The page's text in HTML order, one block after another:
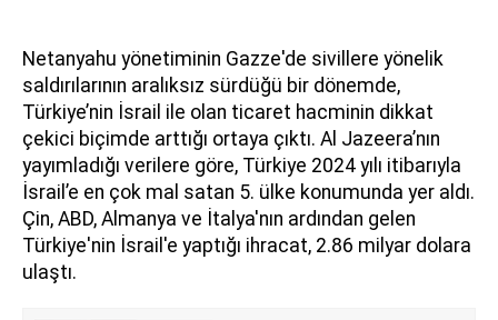
Netanyahu yönetiminin Gazze'de sivillere yönelik
saldırılarının aralıksız sürdüğü bir dönemde,
Türkiye’nin İsrail ile olan ticaret hacminin dikkat
çekici biçimde arttığı ortaya çıktı. Al Jazeera’nın
yayımladığı verilere göre, Türkiye 2024 yılı itibarıyla
İsrail’e en çok mal satan 5. ülke konumunda yer aldı.
Çin, ABD, Almanya ve İtalya'nın ardından gelen
Türkiye'nin İsrail'e yaptığı ihracat, 2.86 milyar dolara
ulaştı.